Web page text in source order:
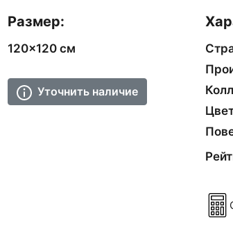
Размер:
120x120 см
Уточнить наличие